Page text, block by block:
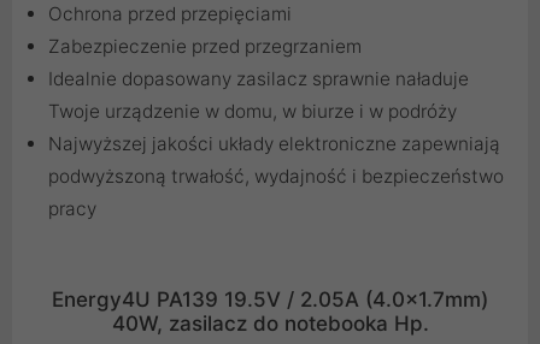
Ochrona przed przepięciami
Zabezpieczenie przed przegrzaniem
Idealnie dopasowany zasilacz sprawnie naładuje
Twoje urządzenie w domu, w biurze i w podróży
Najwyższej jakości układy elektroniczne zapewniają
podwyższoną trwałość, wydajność i bezpieczeństwo
pracy
Energy4U PA139 19.5V / 2.05A (4.0x1.7mm)
40W, zasilacz do notebooka Hp.